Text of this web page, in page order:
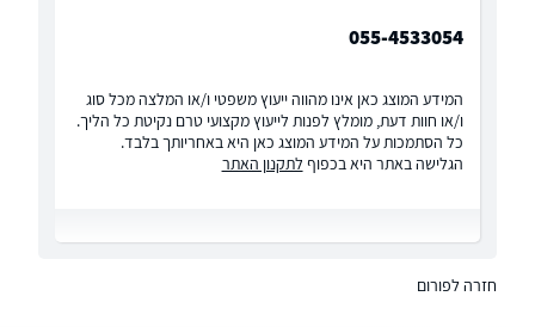
055-4533054
המידע המוצג כאן אינו מהווה ייעוץ משפטי ו/או המלצה מכל סוג
ו/או חוות דעת, מומלץ לפנות לייעוץ מקצועי טרם נקיטת כל הליך.
כל הסתמכות על המידע המוצג כאן היא באחריותך בלבד.
הגלישה באתר היא בכפוף לתקנון האתר
חזרה לפורום